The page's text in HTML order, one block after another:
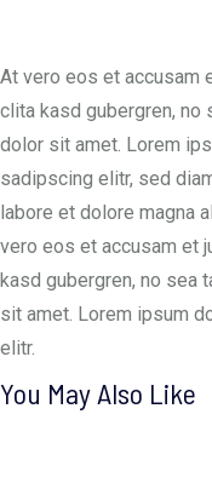
At vero eos et accusam
clita kasd gubergren, no
dolor sit amet. Lorem
sadipscing elitr, sed
labore et dolore magna
vero eos et accusam et
kasd gubergren, no sea
sit amet. Lorem ipsum
elitr.
You May Also Like